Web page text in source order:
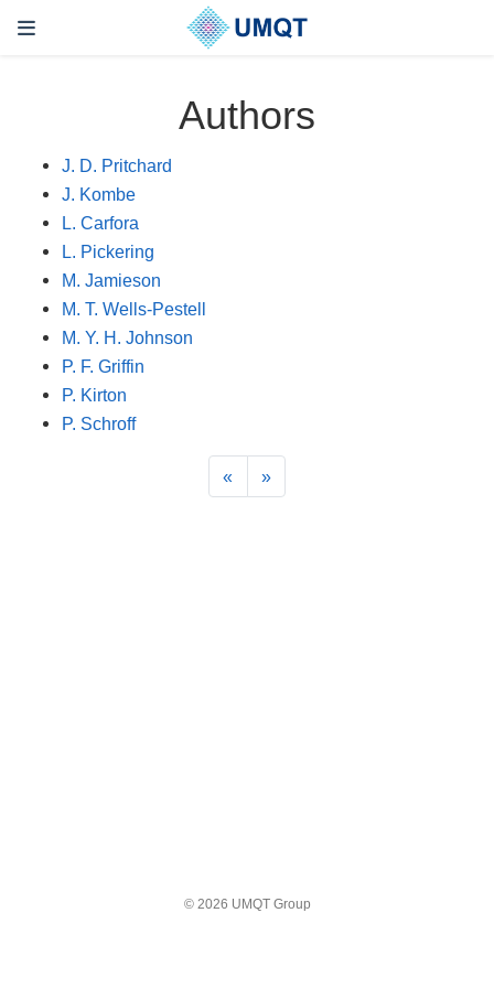
Authors
J. D. Pritchard
J. Kombe
L. Carfora
L. Pickering
M. Jamieson
M. T. Wells-Pestell
M. Y. H. Johnson
P. F. Griffin
P. Kirton
P. Schroff
« »
© 2026 UMQT Group